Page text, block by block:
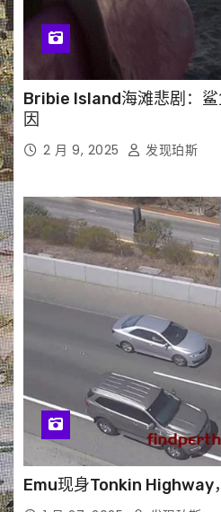
Bribie Island海滩悲剧：
因
2 月 9, 2025 发现珀斯
Emu现身Tonkin Highway